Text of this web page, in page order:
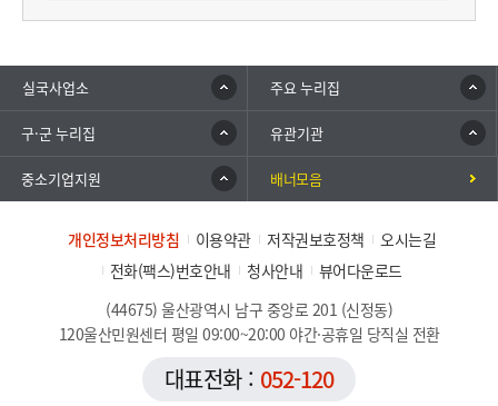
실국사업소 주요 누리집
구·군 누리집 유관기관
중소기업지원 배너모음
개인정보처리방침 이용약관 저작권보호정책
오시는길
전화(팩스)번호안내
청사안내
뷰어다운로드
(44675) 울산광역시 남구 중앙로 201 (신정동)
120울산민원센터 평일 09:00~20:00 야간·공휴일 당직실 전환
대표전화 : 052-120